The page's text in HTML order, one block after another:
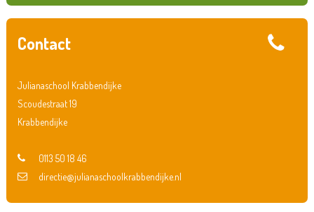
Contact
Julianaschool Krabbendijke
Scoudestraat 19
Krabbendijke
0113 50 18 46
directie@julianaschoolkrabbendijke.nl